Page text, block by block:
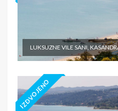
LUKSUZNE VILE SANI,
IZDVOJENO